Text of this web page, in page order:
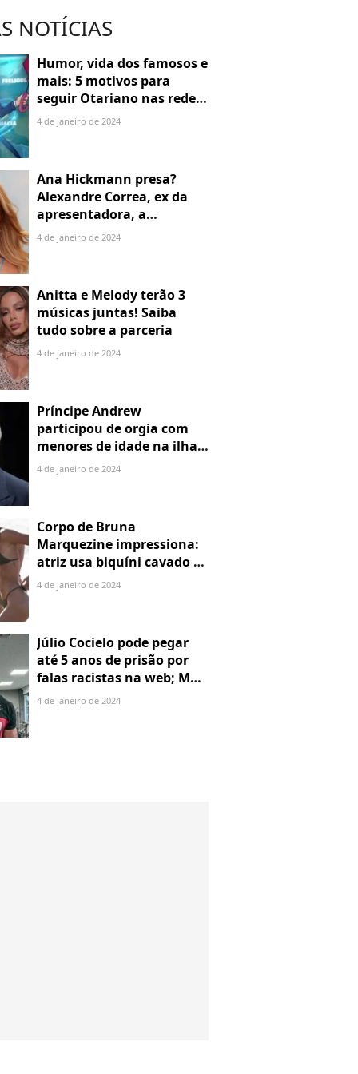
NOTÍCIAS
Humor, vida dos famosos e
mais: 5 motivos para
seguir Otariano nas redes
sociais
4 de janeiro de 2024
Ana Hickmann presa?
Alexandre Correa, ex da
apresentadora, a
denuncia por alienação
4 de janeiro de 2024
Anitta e Melody terão 3
músicas juntas! Saiba
tudo sobre a parceria
4 de janeiro de 2024
Príncipe Andrew
participou de orgia com
menores de idade na ilha
de Jeffrey Epstein, chefe de
4 de janeiro de 2024
Corpo de Bruna
Marquezine impressiona:
atriz usa biquíni cavado e
body chain ao chegar em
4 de janeiro de 2024
Júlio Cocielo pode pegar
até 5 anos de prisão por
falas racistas na web; MPF
identificou 9 posts com
4 de janeiro de 2024